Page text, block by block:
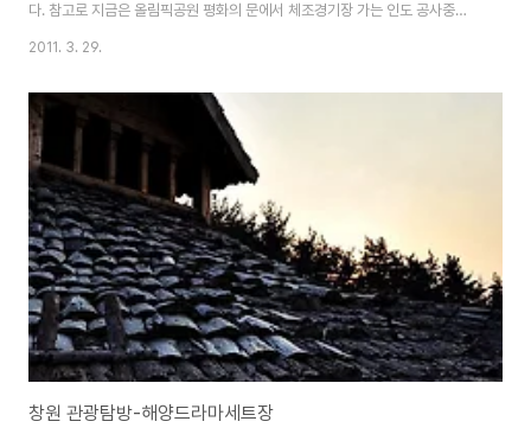
다. 참고로 지금은 올림픽공원 평화의 문에서 체조경기장 가는 인도 공사중이
라 먼지가 많이 나기에, 이쪽으로 가는건 권장하질 않는다. (먼지로 가득..뿌옇
로 이동가능하다 이젠 이곳 왕따나무가 있는 곳에는 또 새싹이 파릇파릇 돋아
나고 있다. 사람들도 이쪽 몽촌토성 산책길로 마실 나온듯^^ 연인 한쌍은 자전
거를 타고 즐겁게 고고씽~ 여유로워보이는 주말 올림픽공원의 풍경이었다. 얼
른 저 잔디의 색이 녹색으로 쏴아아악 바뀌었으면..
2011. 3. 29.
창원 관광탐방-해양드라마세트장